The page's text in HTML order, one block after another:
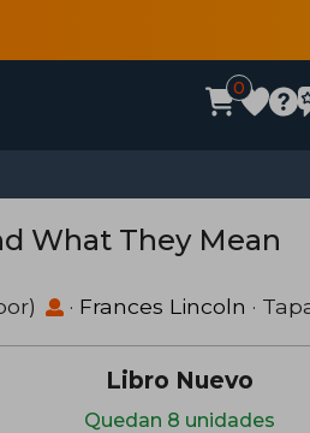
0
What They Mean
· Frances Lincoln ·
Libro Nuevo
Quedan 8 unidades